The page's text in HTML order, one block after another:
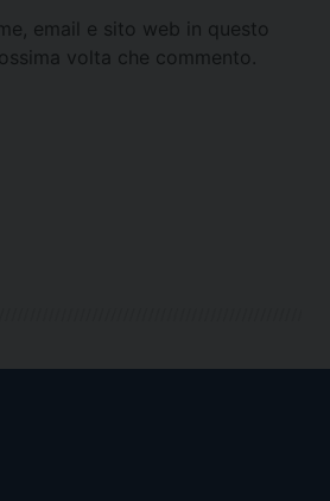
email e sito web in questo
volta che commento.